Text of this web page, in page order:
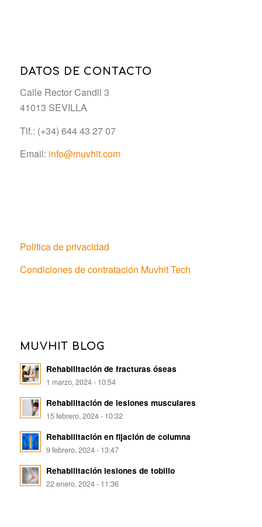
DATOS DE CONTACTO
Calle Rector Candil 3
41013 SEVILLA
Tlf.: (+34) 644 43 27 07
Email: info@muvhit.com
Politica de privacidad
Condiciones de contratación Muvhit Tech
MUVHIT BLOG
Rehabilitación de fracturas óseas
1 marzo, 2024 - 10:54
Rehabilitación de lesiones musculares
15 febrero, 2024 - 10:32
Rehabilitación en fijación de columna
9 febrero, 2024 - 13:47
Rehabilitación lesiones de tobillo
22 enero, 2024 - 11:36